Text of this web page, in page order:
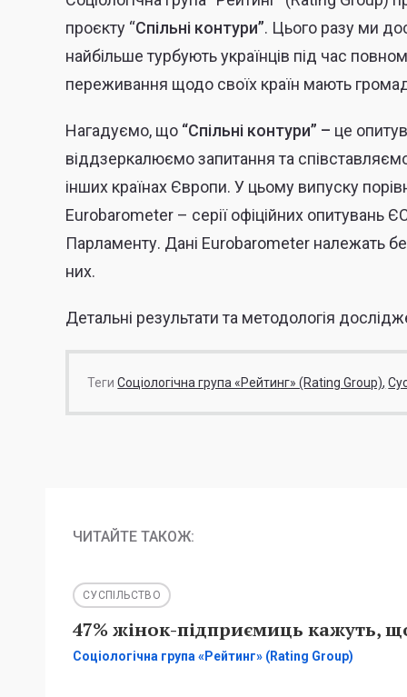
проєкту “Спільні контури”. Цього разу ми
найбільше турбують українців під час
переживання щодо своїх країн мають
Нагадуємо, що “Спільні контури” – це
віддзеркалюємо запитання та
інших країнах Європи. У цьому випуску
Eurobarometer – серії офіційних опитувань
Парламенту. Дані Eurobarometer належать
них.
Детальні результати та методологія
Теги Соціологічна група «Рейтинг» (Rating Group)
ЧИТАЙТЕ ТАКОЖ:
СУСПІЛЬСТВО
47% жінок-підприємиць кажуть,
Соціологічна група «Рейтинг» (Rating Group)